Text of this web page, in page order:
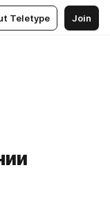
Teletype Join